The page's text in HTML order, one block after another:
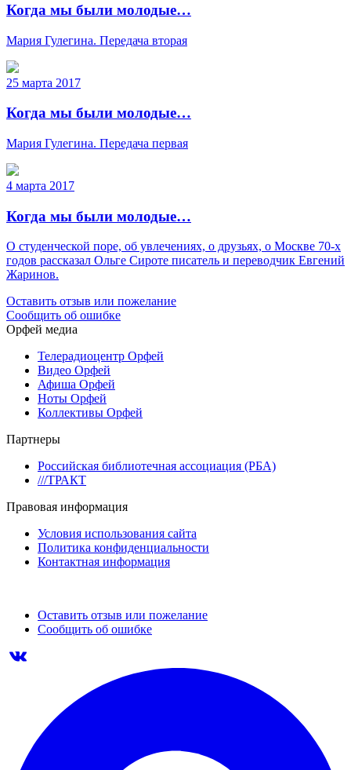
Когда мы были молодые…
Мария Гулегина. Передача вторая
25 марта 2017
Когда мы были молодые…
Мария Гулегина. Передача первая
4 марта 2017
Когда мы были молодые…
О студенческой поре, об увлечениях, о друзьях, о Москве 70-х
годов рассказал Ольге Сироте писатель и переводчик Евгений
Жаринов.
Оставить отзыв или пожелание
Сообщить об ошибке
Орфей медиа
Телерадиоцентр Орфей
Видео Орфей
Афиша Орфей
Ноты Орфей
Коллективы Орфей
Партнеры
Российская библиотечная ассоциация (РБА)
///ТРАКТ
Правовая информация
Условия использования сайта
Политика конфиденциальности
Контактная информация
Оставить отзыв или пожелание
Сообщить об ошибке